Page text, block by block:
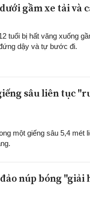
gầm xe tải và
tuổi bị hất văng xuống
dậy và tự bước đi.
sâu liên tục
một giếng sâu 5,4 mét
núp bóng "giải